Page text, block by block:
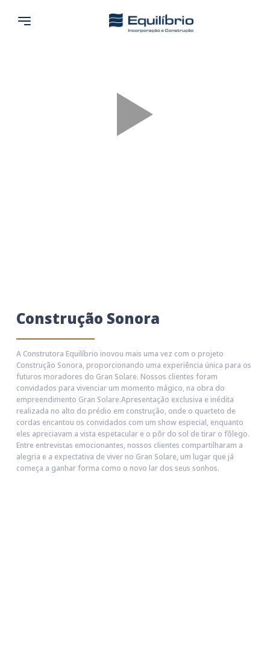
Construção Sonora
A Construtora Equilíbrio inovou mais uma vez com o projeto
Construção Sonora, proporcionando uma experiência única para os
futuros moradores do Gran Solare. Nossos clientes foram
convidados para vivenciar um momento mágico, na obra do
empreendimento Gran Solare.Apresentação exclusiva e inédita
realizada no alto do prédio em construção, onde o quarteto de
cordas encantou os convidados com um show especial, enquanto
eles apreciavam a vista espetacular e o pôr do sol de tirar o fôlego.
Entre entrevistas emocionantes, nossos clientes compartilharam a
alegria e a expectativa de viver no Gran Solare, um lugar que já
começa a ganhar forma como o novo lar dos seus sonhos.